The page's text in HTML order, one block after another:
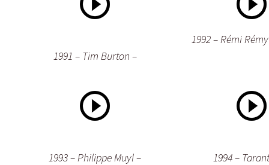
1991 – Tim Burton –
1992 – Rémi
1993 – Philippe Muyl – 1994 –